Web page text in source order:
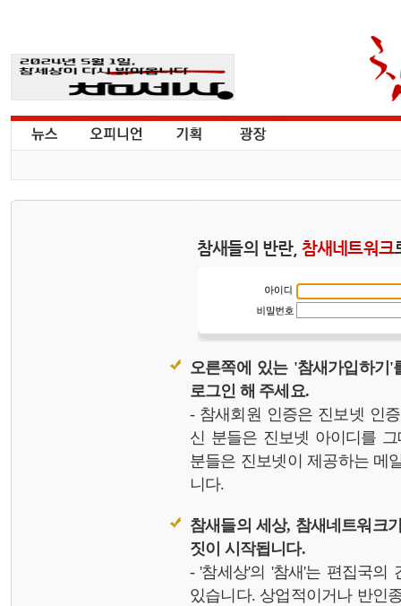
참새들의 반란, 참새네트워크
오른쪽에 있는 '참새가입하기
로그인 해 주세요.
- 참새회원 인증은 진보넷 인
신 분들은 진보넷 아이디를
분들은 진보넷이 제공하는 메
니다.
참새들의 세상, 참새네트워크
짓이 시작됩니다.
- '참세상'의 '참새'는 편집국의
있습니다. 상업적이거나 반인